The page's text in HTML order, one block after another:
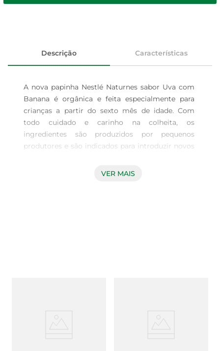
Descrição Características
A nova papinha Nestlé Naturnes sabor Uva com
Banana é orgânica e feita especialmente para
crianças a partir do sexto mês de idade. Com
todo cuidado e carinho na colheita, os
ingredientes são produzidos por pequenos
produtores e são indicados para introduzir novos
papinha não tem adição de açúcar*, de sal** e
VER MAIS